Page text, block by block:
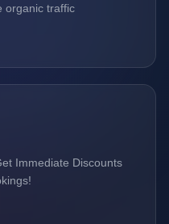
organic traffic
Immediate Discounts